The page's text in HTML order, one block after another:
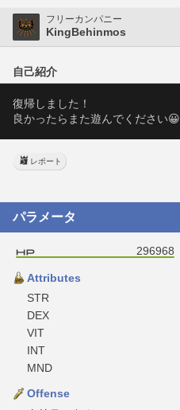
フリーカンパニー
KingBehinmos
自己紹介
復帰しました！
良かったらまた遊んでください😀
レポート
パラメータ
296968
Attributes
STR
DEX
VIT
INT
MND
Offense